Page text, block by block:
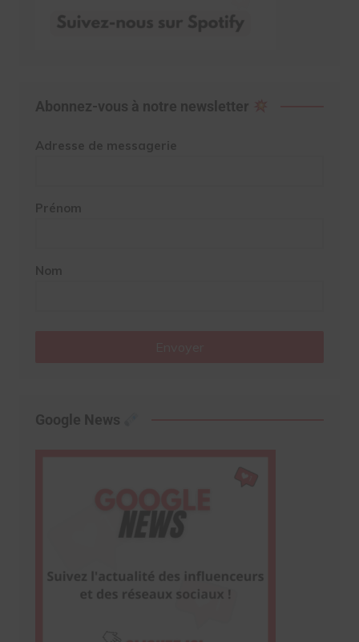
Abonnez-vous à notre newsletter
Adresse de messagerie
Prénom
Nom
Google News